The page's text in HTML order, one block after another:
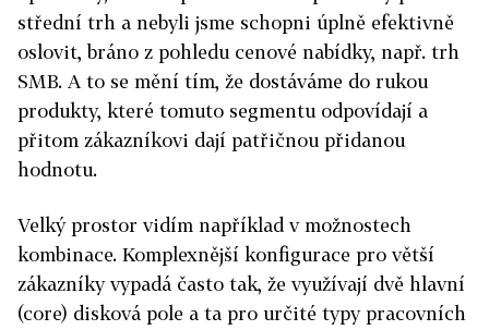
střední trh a nebyli jsme schopni úplně efektivně
oslovit, bráno z pohledu cenové nabídky, např. trh
SMB. A to se mění tím, že dostáváme do rukou
produkty, které tomuto segmentu odpovídají a
přitom zákazníkovi dají patřičnou přidanou
hodnotu.
Velký prostor vidím například v možnostech
kombinace. Komplexnější konfigurace pro větší
zákazníky vypadá často tak, že využívají dvě hlavní
(core) disková pole a ta pro určité typy pracovních